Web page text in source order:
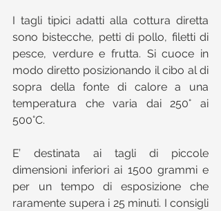
I tagli tipici adatti alla cottura diretta
sono bistecche, petti di pollo, filetti di
pesce, verdure e frutta. Si cuoce in
modo diretto posizionando il cibo al di
sopra della fonte di calore a una
temperatura che varia dai 250° ai
500°C.
E’ destinata ai tagli di piccole
dimensioni inferiori ai 1500 grammi e
per un tempo di esposizione che
raramente supera i 25 minuti. I consigli